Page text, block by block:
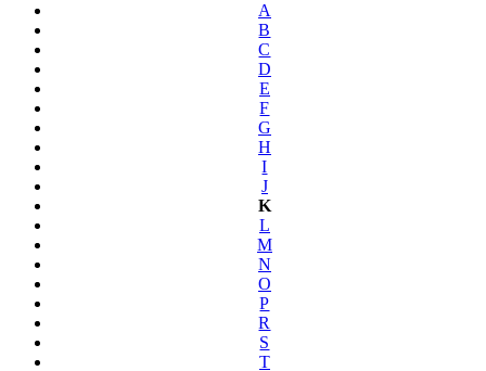
A
B
C
D
E
F
G
H
I
J
K
L
M
N
O
P
R
S
T